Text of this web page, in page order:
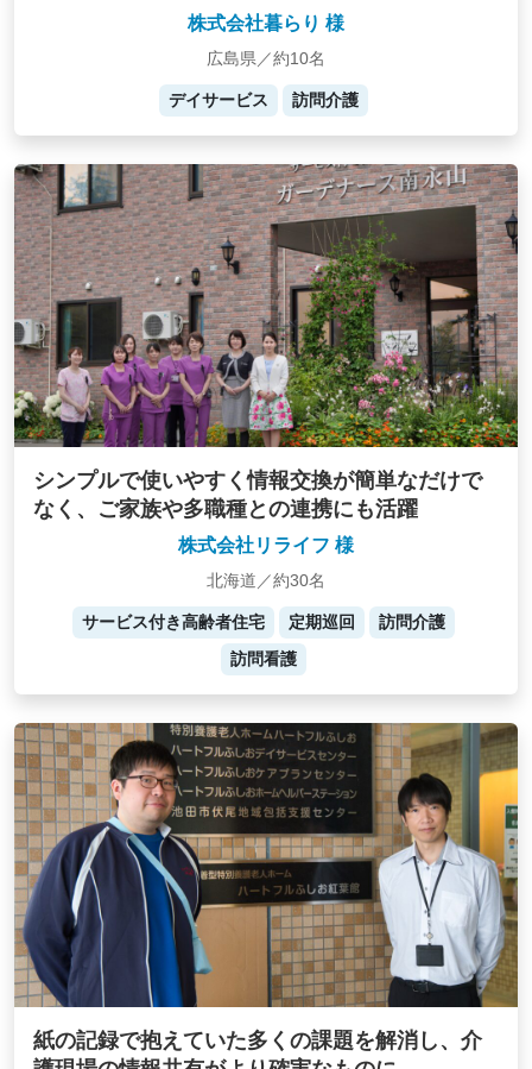
株式会社暮らり 様
広島県／約10名
デイサービス 訪問介護
シンプルで使いやすく情報交換が簡単なだけで
なく、ご家族や多職種との連携にも活躍
株式会社リライフ 様
北海道／約30名
サービス付き高齢者住宅 定期巡回
訪問介護
訪問看護
紙の記録で抱えていた多くの課題を解消し、介